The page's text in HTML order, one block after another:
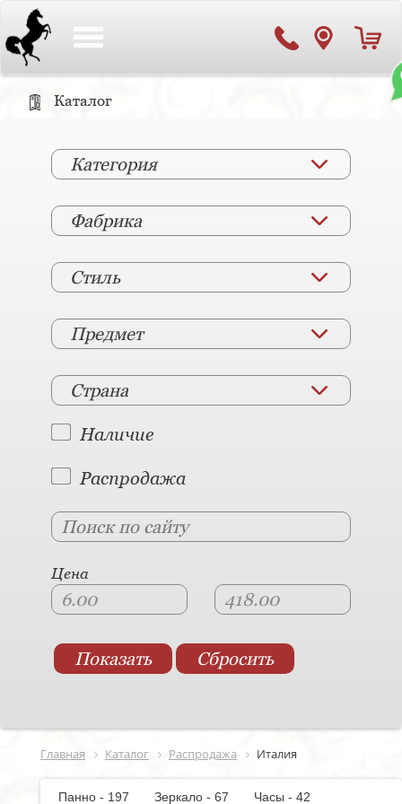
Каталог
Категория
Фабрика
Стиль
Предмет
Страна
Наличие
Распродажа
Цена
Главная Каталог Распродажа Италия
Панно - 197 Зеркало - 67
Часы - 42